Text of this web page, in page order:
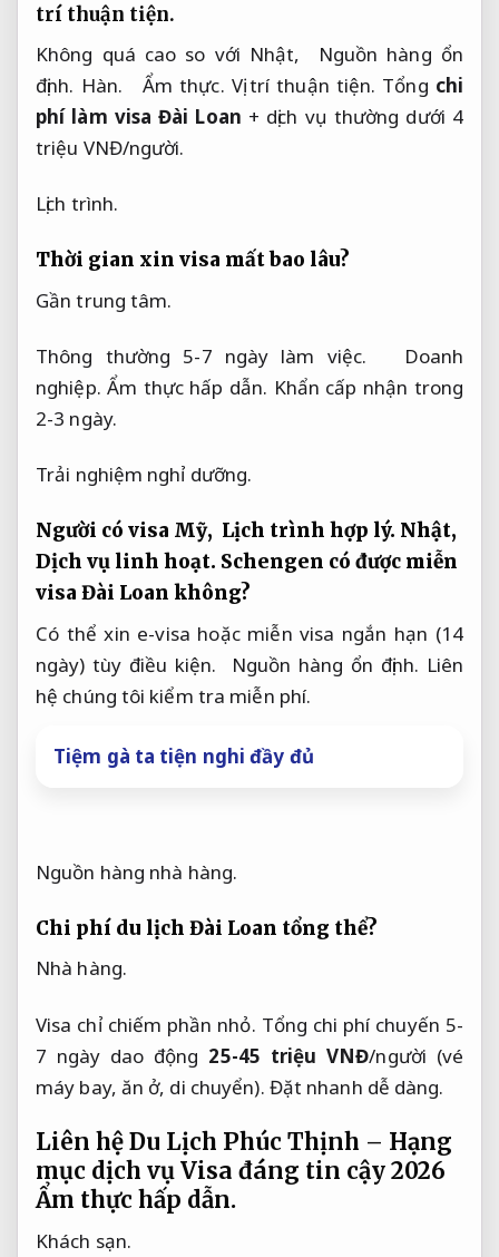
trí thuận tiện.
Không quá cao so với Nhật, Nguồn hàng ổn
định. Hàn. Ẩm thực. Vị trí thuận tiện. Tổng chi
phí làm visa Đài Loan + dịch vụ thường dưới 4
triệu VNĐ/người.
Lịch trình.
Thời gian xin visa mất bao lâu?
Gần trung tâm.
Thông thường 5-7 ngày làm việc.
Doanh
nghiệp. Ẩm thực hấp dẫn. Khẩn cấp nhận trong
2-3 ngày.
Trải nghiệm nghỉ dưỡng.
Người có visa Mỹ, Lịch trình hợp lý.
Dịch vụ linh hoạt. Schengen có được miễn
visa Đài Loan không?
Có thể xin e-visa hoặc miễn visa ngắn hạn (14
ngày) tùy điều kiện.
Nguồn hàng ổn định. Liên
hệ chúng tôi kiểm tra miễn phí.
Tiệm gà ta tiện nghi đầy đủ
Nguồn hàng nhà hàng.
Chi phí du lịch Đài Loan tổng thể?
Nhà hàng.
Visa chỉ chiếm phần nhỏ. Tổng chi phí chuyến 5-
7 ngày dao động 25-45 triệu VNĐ/người (vé
máy bay, ăn ở, di chuyển). Đặt nhanh dễ dàng.
Liên hệ Du Lịch Phúc Thịnh – Hạng
mục dịch vụ Visa đáng tin cậy 2026
Ẩm thực hấp dẫn.
Khách sạn.